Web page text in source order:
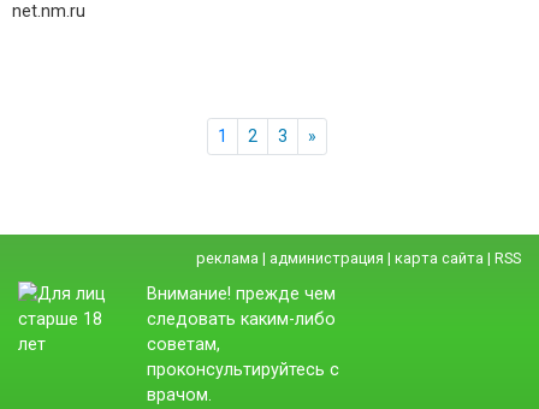
net.nm.ru
1 2 3 »
реклама | администрация | карта сайта | RSS
Внимание! прежде чем
следовать каким-либо
советам,
проконсультируйтесь с
врачом.